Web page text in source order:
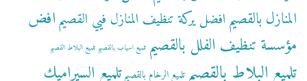
المنازل بالقصيمافضل يركة تنظيف المنازل فيي القصيمافض
مؤسسة تنظيف الفلل بالقصيم تلميع اسياب بالقصيم تلميع البلاط القصيم
تلميع البلاط بالقصيم تلميع الرخام بالقصيمتلميع السيراميك